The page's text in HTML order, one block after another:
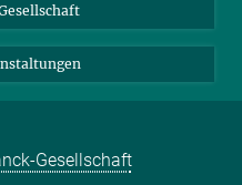
Gesellschaft